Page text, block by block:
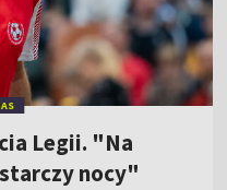
Legii. "Na
nocy"